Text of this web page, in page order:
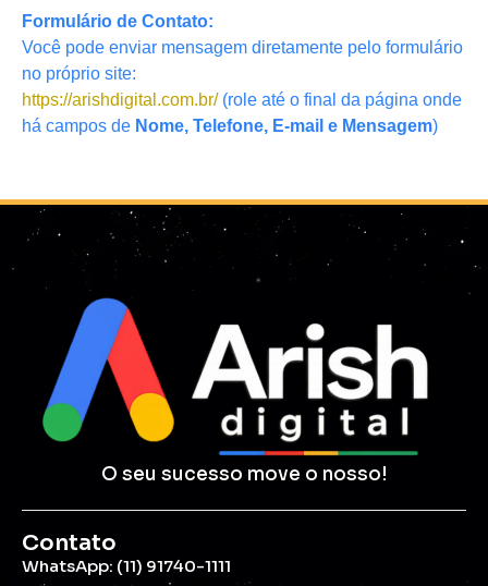
Formulário de Contato:
Você pode enviar mensagem diretamente pelo formulário
no próprio site:
https://arishdigital.com.br/(role até o final da página onde
há campos de Nome, Telefone, E-mail e Mensagem)
O seu sucesso move o nosso!
Contato
WhatsApp: (11) 91740-1111